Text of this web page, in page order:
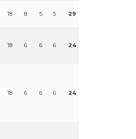
18 8 5 5 29
18 6 6 6 24
18 6 6 6 24